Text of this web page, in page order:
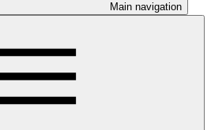
Main navigation